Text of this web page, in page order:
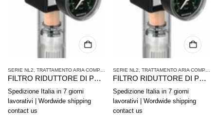
SERIE NL2 TRATTAMENTO ARIA COMPRESSA
FILTRO RIDUTTORE DI PRESSIONE AVENTICS SERIE NL2-FRE 0821300334
Spedizione Italia in 7 giorni
lavorativi | Wordwide shipping
contact us
SERIE NL2 TRATTAMENTO ARIA COMPRESSA
FILTRO RIDUTTORE DI PRESSIONE AVENTICS SERIE NL2-FRE 0821300221
Spedizione Italia in 7 giorni
lavorativi | Wordwide shipping
contact us